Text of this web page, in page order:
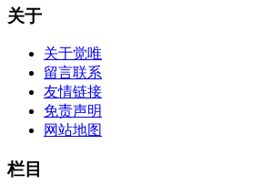
关于
关于觉唯
留言联系
友情链接
免责声明
网站地图
栏目